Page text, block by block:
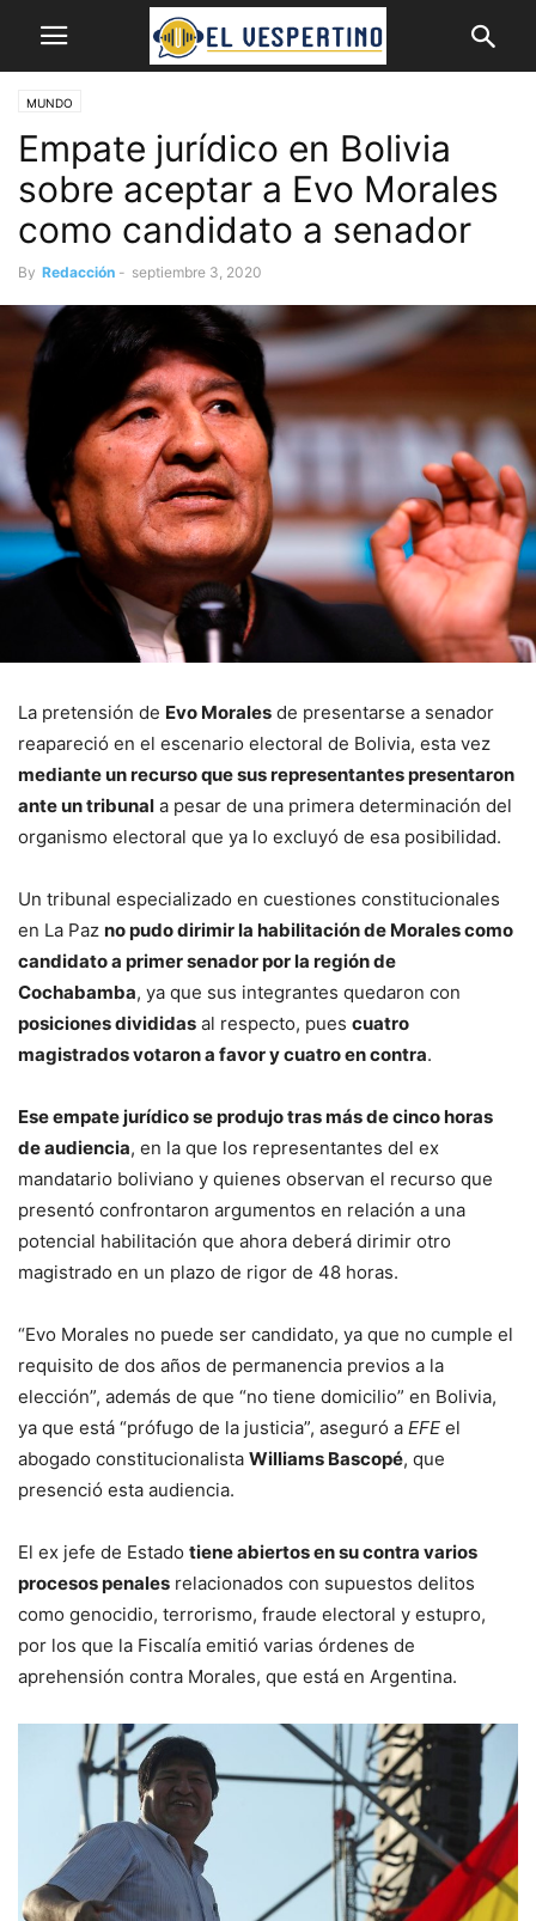
MUNDO
Empate jurídico en Bolivia
sobre aceptar a Evo Morales
como candidato a senador
By Redacción - septiembre 3, 2020
La pretensión de Evo Morales de presentarse a senador
reapareció en el escenario electoral de Bolivia, esta vez
mediante un recurso que sus representantes presentaron
ante un tribunal a pesar de una primera determinación del
organismo electoral que ya lo excluyó de esa posibilidad.
Un tribunal especializado en cuestiones constitucionales
en La Paz no pudo dirimir la habilitación de Morales como
candidato a primer senador por la región de
Cochabamba, ya que sus integrantes quedaron con
posiciones divididas al respecto, pues cuatro
magistrados votaron a favor y cuatro en contra.
Ese empate jurídico se produjo tras más de cinco horas
de audiencia, en la que los representantes del ex
mandatario boliviano y quienes observan el recurso que
presentó confrontaron argumentos en relación a una
potencial habilitación que ahora deberá dirimir otro
magistrado en un plazo de rigor de 48 horas.
“Evo Morales no puede ser candidato, ya que no cumple el
requisito de dos años de permanencia previos a la
elección”, además de que “no tiene domicilio” en Bolivia,
ya que está “prófugo de la justicia”, aseguró a EFE el
abogado constitucionalista Williams Bascopé, que
presenció esta audiencia.
El ex jefe de Estado tiene abiertos en su contra varios
procesos penales relacionados con supuestos delitos
como genocidio, terrorismo, fraude electoral y estupro,
por los que la Fiscalía emitió varias órdenes de
aprehensión contra Morales, que está en Argentina.